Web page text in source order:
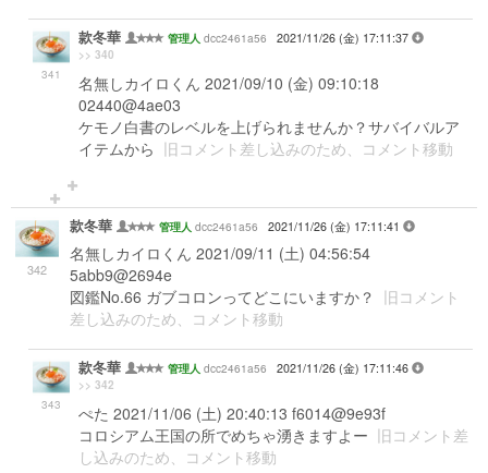
341
款冬華 管理人 dcc2461a56 2021/11/26 (金) 17:11:37
>> 340
名無しカイロくん 2021/09/10 (金) 09:10:18
02440@4ae03
ケモノ白書のレベルを上げられませんか？サバイバルア
イテムから 旧コメント差し込みのため、コメント移動
342
款冬華 管理人 dcc2461a56 2021/11/26 (金) 17:11:41
名無しカイロくん 2021/09/11 (土) 04:56:54
5abb9@2694e
図鑑No.66 ガブコロンってどこにいますか？ 旧コメント
差し込みのため、コメント移動
343
款冬華 管理人 dcc2461a56 2021/11/26 (金) 17:11:46
>> 342
ぺた 2021/11/06 (土) 20:40:13 f6014@9e93f
コロシアム王国の所でめちゃ湧きますよー 旧コメント差
し込みのため、コメント移動